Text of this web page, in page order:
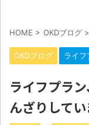
HOME > OKDブログ >
OKDブログ ライフ
ライフプラ
んざりしてい